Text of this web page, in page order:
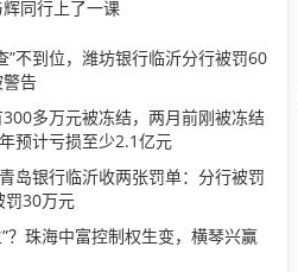
同行上了一课
”不到位，潍坊银行临沂分行被罚60
告
多万元被冻结，两月前刚被冻结
预计亏损至少2.1亿元
岛银行临沂收两张罚单：分行被罚
罚30万元
？珠海中富控制权生变，横琴兴赢